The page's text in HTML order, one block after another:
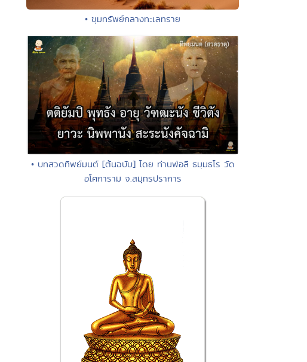
• ขุมทรัพย์กลางทะเลทราย
• บทสวดทิพย์มนต์ [ต้นฉบับ] โดย ท่านพ่อลี ธมฺมธโร วัด
อโศการาม จ.สมุทรปราการ